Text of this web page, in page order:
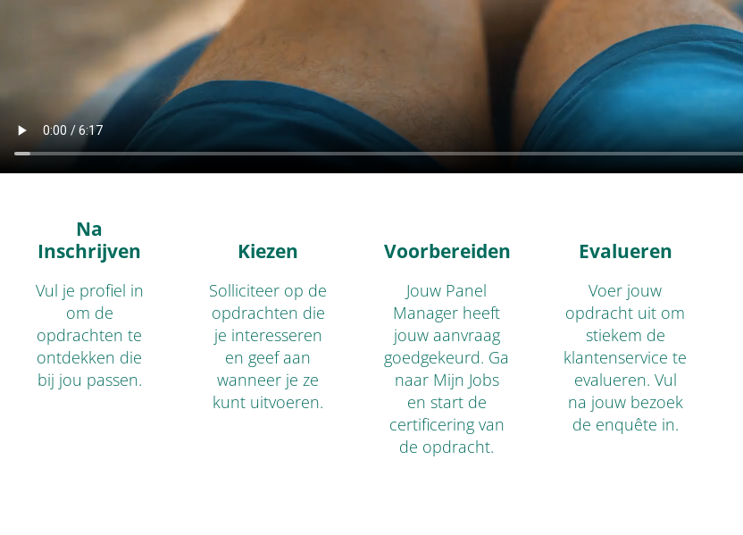
Na
Inschrijven
Vul je profiel in
om de
opdrachten te
ontdekken die
bij jou passen.
Kiezen
Solliciteer op de
opdrachten die
je interesseren
en geef aan
wanneer je ze
kunt uitvoeren.
Voorbereiden
Jouw Panel
Manager heeft
jouw aanvraag
goedgekeurd. Ga
naar Mijn Jobs
en start de
certificering van
de opdracht.
Evalueren
Voer jouw
opdracht uit om
stiekem de
klantenservice te
evalueren. Vul
na jouw bezoek
de enquête in.